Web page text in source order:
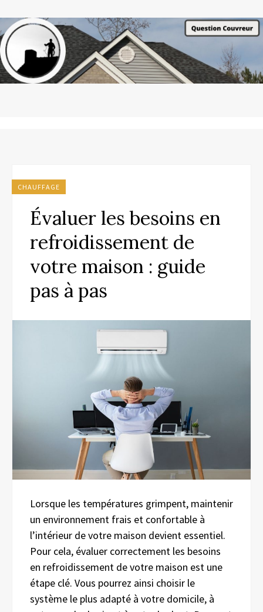
CHAUFFAGE
Évaluer les besoins en
refroidissement de
votre maison : guide
pas à pas
Lorsque les températures grimpent, maintenir
un environnement frais et confortable à
l’intérieur de votre maison devient essentiel.
Pour cela, évaluer correctement les besoins
en refroidissement de votre maison est une
étape clé. Vous pourrez ainsi choisir le
système le plus adapté à votre domicile, à